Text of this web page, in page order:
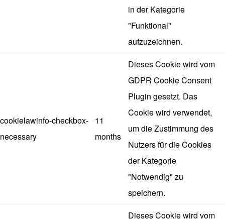
in der Kategorie
"Funktional"
aufzuzeichnen.
cookielawinfo-checkbox-
necessary
11
months
Dieses Cookie wird vom
GDPR Cookie Consent
Plugin gesetzt. Das
Cookie wird verwendet,
um die Zustimmung des
Nutzers für die Cookies
der Kategorie
"Notwendig" zu
speichern.
Dieses Cookie wird vom